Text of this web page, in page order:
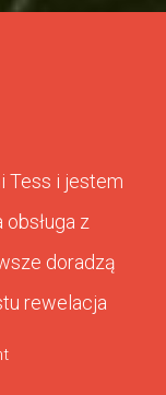
Tess i jestem
z
doradzą
rewelacja